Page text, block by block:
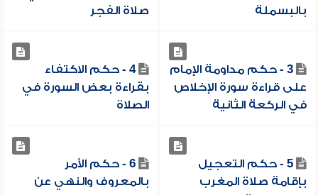
بالبسملة
صلاة الفجر
3 - حكم مداومة الإمام
على قراءة سورة الإخلاص
في الركعة الثانية
4 - حكم الاكتفاء
بقراءة بعض السورة في
الصلاة
5 - حكم التعجيل
بإقامة صلاة المغرب
6 - حكم الأمر
بالمعروف والنهي عن